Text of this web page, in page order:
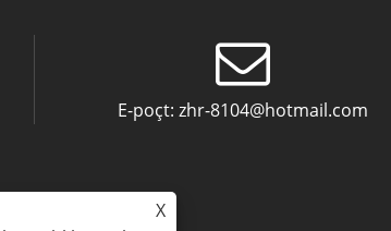
E-poçt: zhr-8104@hotmail.com
X